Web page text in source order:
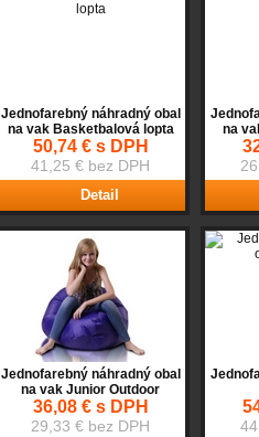
Jednofarebný náhradný obal
na vak Basketbalová lopta
50,74 € s DPH
41,25 € bez DPH
Detail
na
Jednofarebný náhradný obal
na vak Junior Outdoor
36,08 € s DPH
29,33 € bez DPH